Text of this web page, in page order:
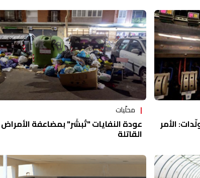
المولّدات: الأمر
محلّيات
عودة النفايات "تُبشّر" بمضاعفة الأمراض
القاتلة